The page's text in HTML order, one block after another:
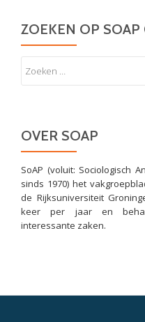
ZOEKEN OP
OVER SOAP
SoAP (voluit: Sociologisch
sinds 1970) het
de Rijksuniversiteit
keer per jaar en
interessante zaken.